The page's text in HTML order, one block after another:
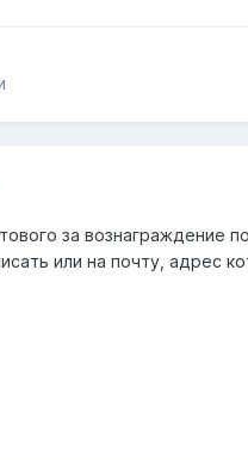
за вознаграждение
или на почту, адрес